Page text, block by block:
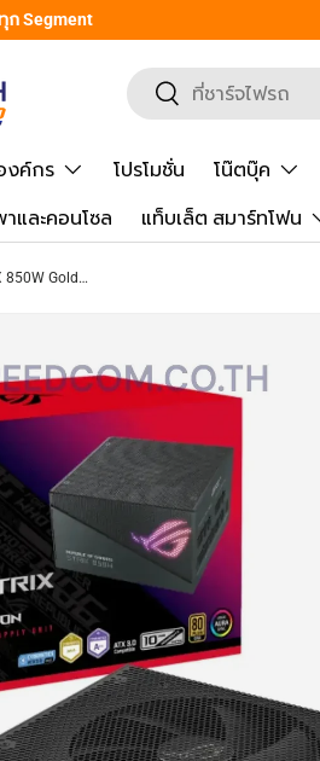
IT All. - ครบที่สุด ทุก Segment
ค้นหา
ยืนยันการค้นหา
งค์กร โปรโมชั่น โน๊ตบุ๊ค
และคอนโซล แท็บเล็ต สมาร์ทโฟน
อุปกรณ์จ่ายไฟ Asus ROG STRIX 850W Gold Aura Edition 80Plus Gold